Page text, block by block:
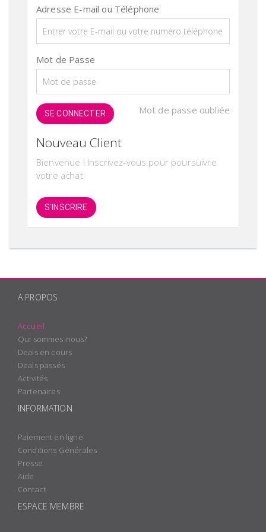
Adresse E-mail ou Téléphone
Mot de Passe
Mot de passe oubliée
SE CONNECTER
Nouveau Client
Bienvenue ! Inscrivez-vous pour poursuivre
votre achat
S'INSCRIRE
A PROPOS
Accueil
Qui sommes-nous?
Deals en cours
Deals passés
Activités
Partenaires
INFORMATION
Paiement en ligne
Conditions Générales
Presse
Aide
Contact
ESPACE MEMBRE